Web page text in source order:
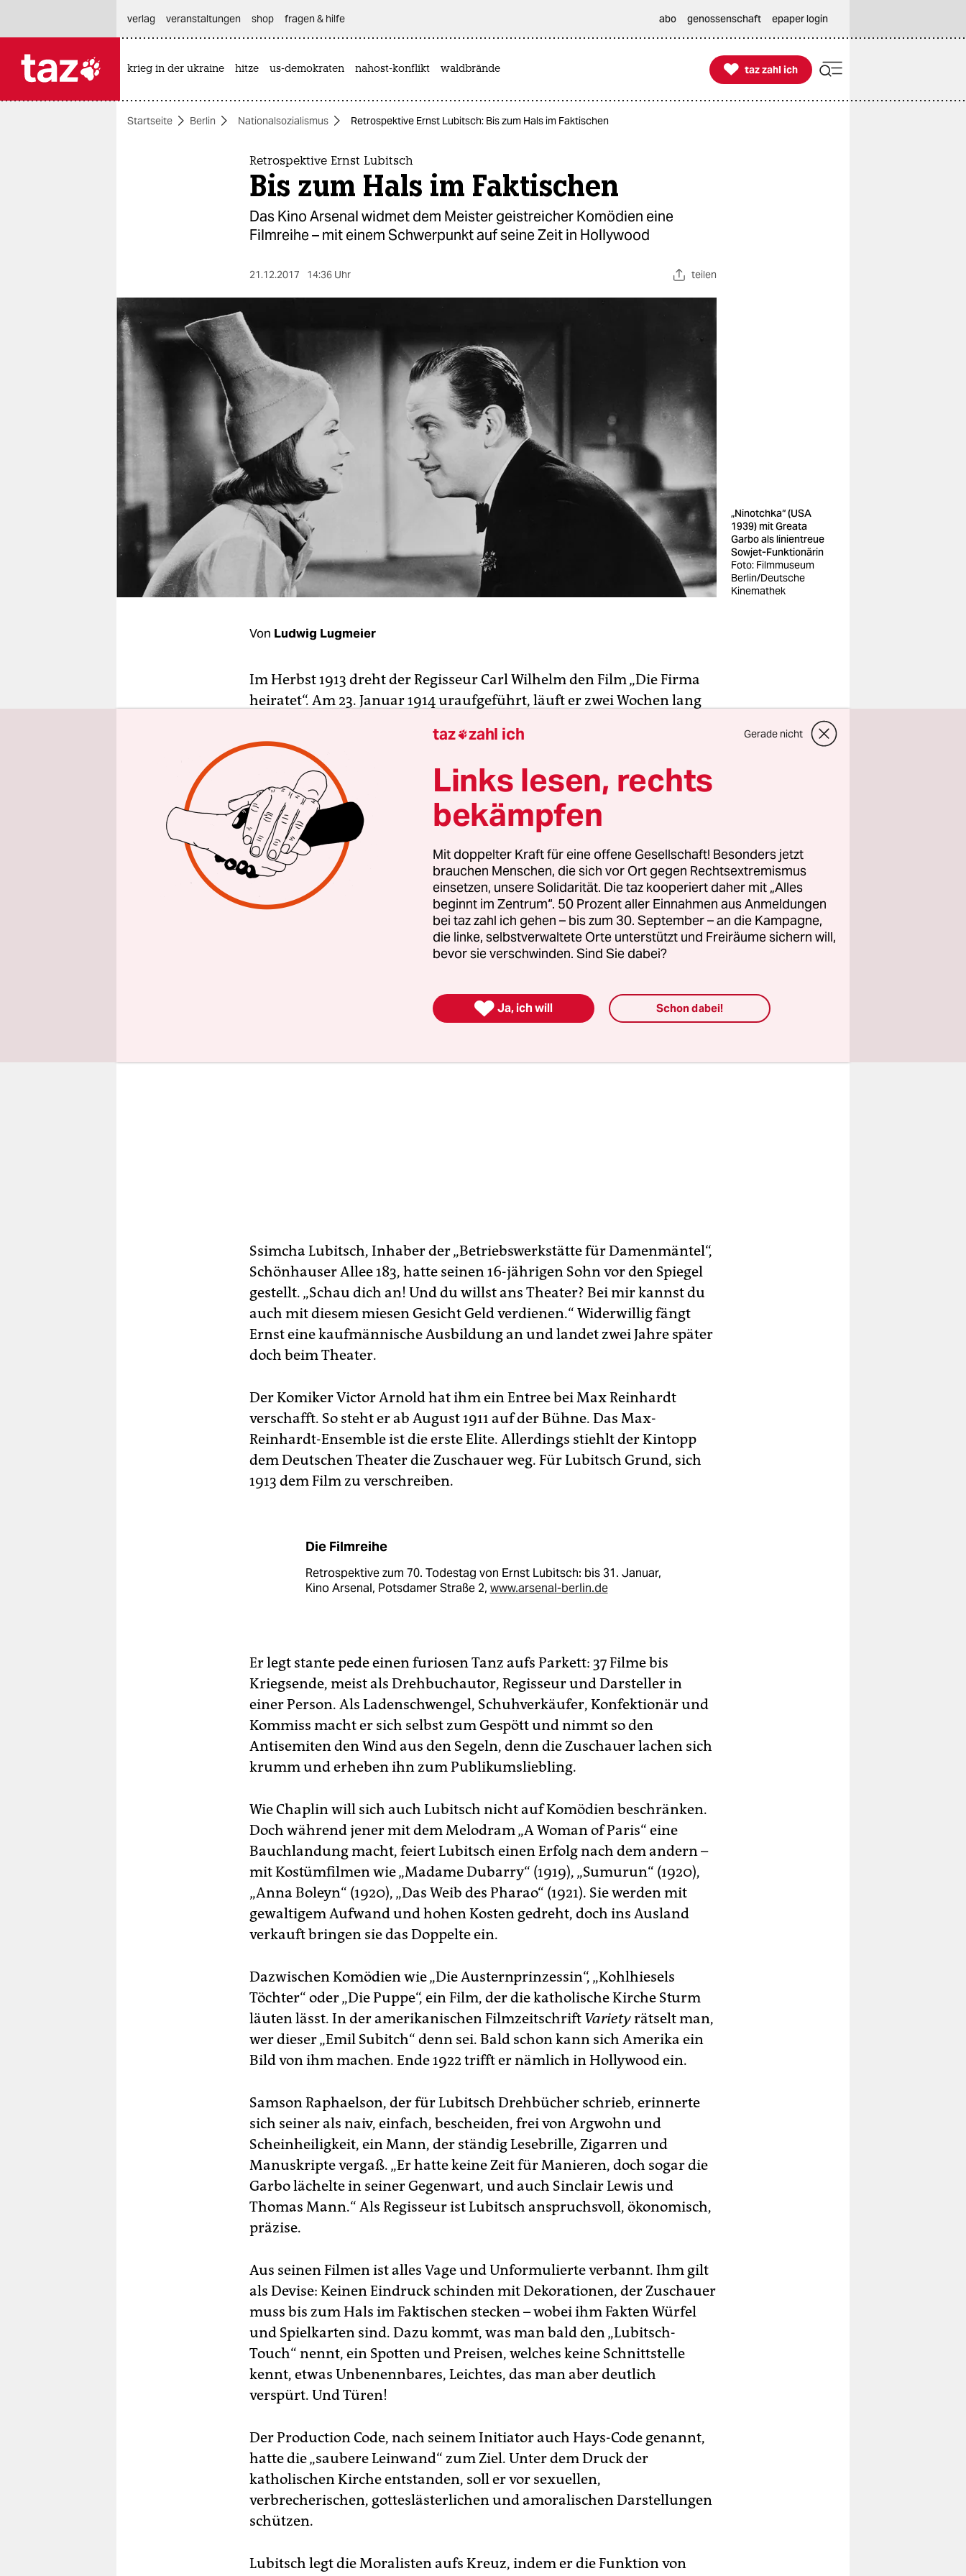
themen
berlin
nord
wahrheit
veranstaltungen
shop
fragen & hilfe
unterstützen
abo
verlag
veranstaltungen shop fragen & hilfe abo genossenschaft epaper login
krieg in der ukraine hitze us-demokraten nahost-konflikt waldbrände 
taz zahl ich
taz zahl ich
Startseite Berlin Nationalsozialismus Retrospektive Ernst Lubitsch: Bis zum Hals im Faktischen
Retrospektive Ernst Lubitsch
Bis zum Hals im Faktischen
Das Kino Arsenal widmet dem Meister geistreicher Komödien eine
Filmreihe – mit einem Schwerpunkt auf seine Zeit in Hollywood
21.12.2017 14:36 Uhr teilen
„Ninotchka“ (USA
1939) mit Greata
Garbo als linientreue
Sowjet-Funk­tio­närin
Foto: Filmmuseum
Berlin/Deutsche
Kinemathek
Von Ludwig Lugmeier
Im Herbst 1913 dreht der Regisseur Carl Wilhelm den Film „Die Firma
heiratet“. Am 23. Januar 1914 uraufgeführt, läuft er zwei Wochen lang
und frecher Schritt in die heiligen Räume der Mode …“ steht dazu in
Lichtbild-Bühne
mit dem amerikanischen Slapstick geboren.
Und mit dem 22-jährigen Ernst Lubitsch, der darin seine erste
Hauptrolle spielt, das Pendant zu Charlie Chaplin. Chaplin, der den
deklassierten Engländer darstellt, steht Lubitsch als der jüdische
Karrierist aus Berlin gegenüber. Chaplin: brutal, skrupellos,
sentimental. Lubitsch: frech, unverfroren, charmant. Beide asozial.
Beide Karikaturen. Beide Auslöser eines „Affekts des kollektiven
Gelächters“, wie es Walter Benjamin nannte.
Ssimcha Lubitsch, Inhaber der „Betriebswerkstätte für Damenmäntel“,
Schönhauser Allee 183, hatte seinen 16-jährigen Sohn vor den Spiegel
gestellt. „Schau dich an! Und du willst ans Theater? Bei mir kannst du
auch mit diesem miesen Gesicht Geld verdienen.“ Widerwillig fängt
Ernst eine kaufmännische Ausbildung an und landet zwei Jahre später
doch beim Theater.
Der Komiker Victor Arnold hat ihm ein Entree bei Max Reinhardt
verschafft. So steht er ab August 1911 auf der Bühne. Das Max-
Reinhardt-Ensemble ist die erste Elite. Allerdings stiehlt der Kintopp
dem Deutschen Theater die Zuschauer weg. Für Lubitsch Grund, sich
1913 dem Film zu verschreiben.
Die Filmreihe
Retrospektive zum 70. Todestag von Ernst Lubitsch: bis 31. Januar,
Kino Arsenal, Potsdamer Straße 2, www.arsenal-berlin.de
Er legt stante pede einen furiosen Tanz aufs Parkett: 37 Filme bis
Kriegsende, meist als Drehbuchautor, Regisseur und Darsteller in
einer Person. Als Ladenschwengel, Schuhverkäufer, Konfektionär und
Kommiss macht er sich selbst zum Gespött und nimmt so den
Antisemiten den Wind aus den Segeln, denn die Zuschauer lachen sich
krumm und erheben ihn zum Publikumsliebling.
Wie Chaplin will sich auch Lubitsch nicht auf Komödien beschränken.
Doch während jener mit dem Melodram „A Woman of Paris“ eine
Bauchlandung macht, feiert Lubitsch einen Erfolg nach dem andern –
mit Kostümfilmen wie „Madame Dubarry“ (1919), „Sumurun“ (1920),
„Anna Boleyn“ (1920), „Das Weib des Pharao“ (1921). Sie werden mit
gewaltigem Aufwand und hohen Kosten gedreht, doch ins Ausland
verkauft bringen sie das Doppelte ein.
Dazwischen Komödien wie „Die Austernprinzessin“, „Kohlhiesels
Töchter“ oder „Die Puppe“, ein Film, der die katholische Kirche Sturm
läuten lässt. In der amerikanischen Filmzeitschrift Varie­tyrätselt man,
wer dieser „Emil Subitch“ denn sei. Bald schon kann sich Amerika ein
Bild von ihm machen. Ende 1922 trifft er nämlich in Hollywood ein.
Samson Raphaelson, der für Lubitsch Drehbücher schrieb, erinnerte
sich seiner als naiv, einfach, bescheiden, frei von Argwohn und
Scheinheiligkeit, ein Mann, der ständig Lesebrille, Zigarren und
Manuskripte vergaß. „Er hatte keine Zeit für Manieren, doch sogar die
Garbo lächelte in seiner Gegenwart, und auch Sinclair Lewis und
Thomas Mann.“ Als Regisseur ist Lubitsch anspruchsvoll, ökonomisch,
präzise.
Aus seinen Filmen ist alles Vage und Unformulierte verbannt. Ihm gilt
als Devise: Keinen Eindruck schinden mit Dekora­tionen, der Zuschauer
muss bis zum Hals im Faktischen stecken – wobei ihm Fakten Würfel
und Spielkarten sind. Dazu kommt, was man bald den „Lubitsch-
Touch“ nennt, ein Spotten und Preisen, welches keine Schnittstelle
kennt, etwas Unbenennbares, Leichtes, das man aber deutlich
verspürt. Und Türen!
Der Production Code, nach seinem Initiator auch Hays-Code genannt,
hatte die „saubere Leinwand“ zum Ziel. Unter dem Druck der
katholischen Kirche entstanden, soll er vor sexuellen,
verbrecherischen, gotteslästerlichen und amoralischen Darstellungen
schützen.
Lubitsch legt die Moralisten aufs Kreuz, indem er die Funktion von
taz zahl ich Gerade nicht
Links lesen, rechts
bekämpfen
Mit doppelter Kraft für eine offene Gesellschaft! Besonders jetzt
brauchen Menschen, die sich vor Ort gegen Rechtsextremismus
einsetzen, unsere Solidarität. Die taz kooperiert daher mit „Alles
beginnt im Zentrum“. 50 Prozent aller Einnahmen aus Anmeldungen
bei taz zahl ich gehen – bis zum 30. September – an die Kampagne,
die linke, selbstverwaltete Orte unterstützt und Freiräume sichern will,
bevor sie verschwinden. Sind Sie dabei?
 Ja, ich will Schon dabei!